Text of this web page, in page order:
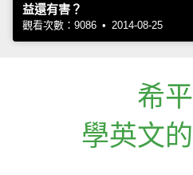
益還有害？
觀看次數：9086 • 2014-08-25
希
學英文